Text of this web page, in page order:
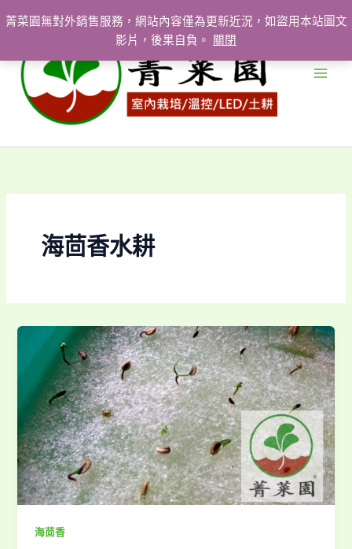
菁菜園無對外銷售服務，網站內容僅為更新近況，如盜用本站圖文
影片，後果自負。
關閉
至
要
海茴香水耕
海茴香